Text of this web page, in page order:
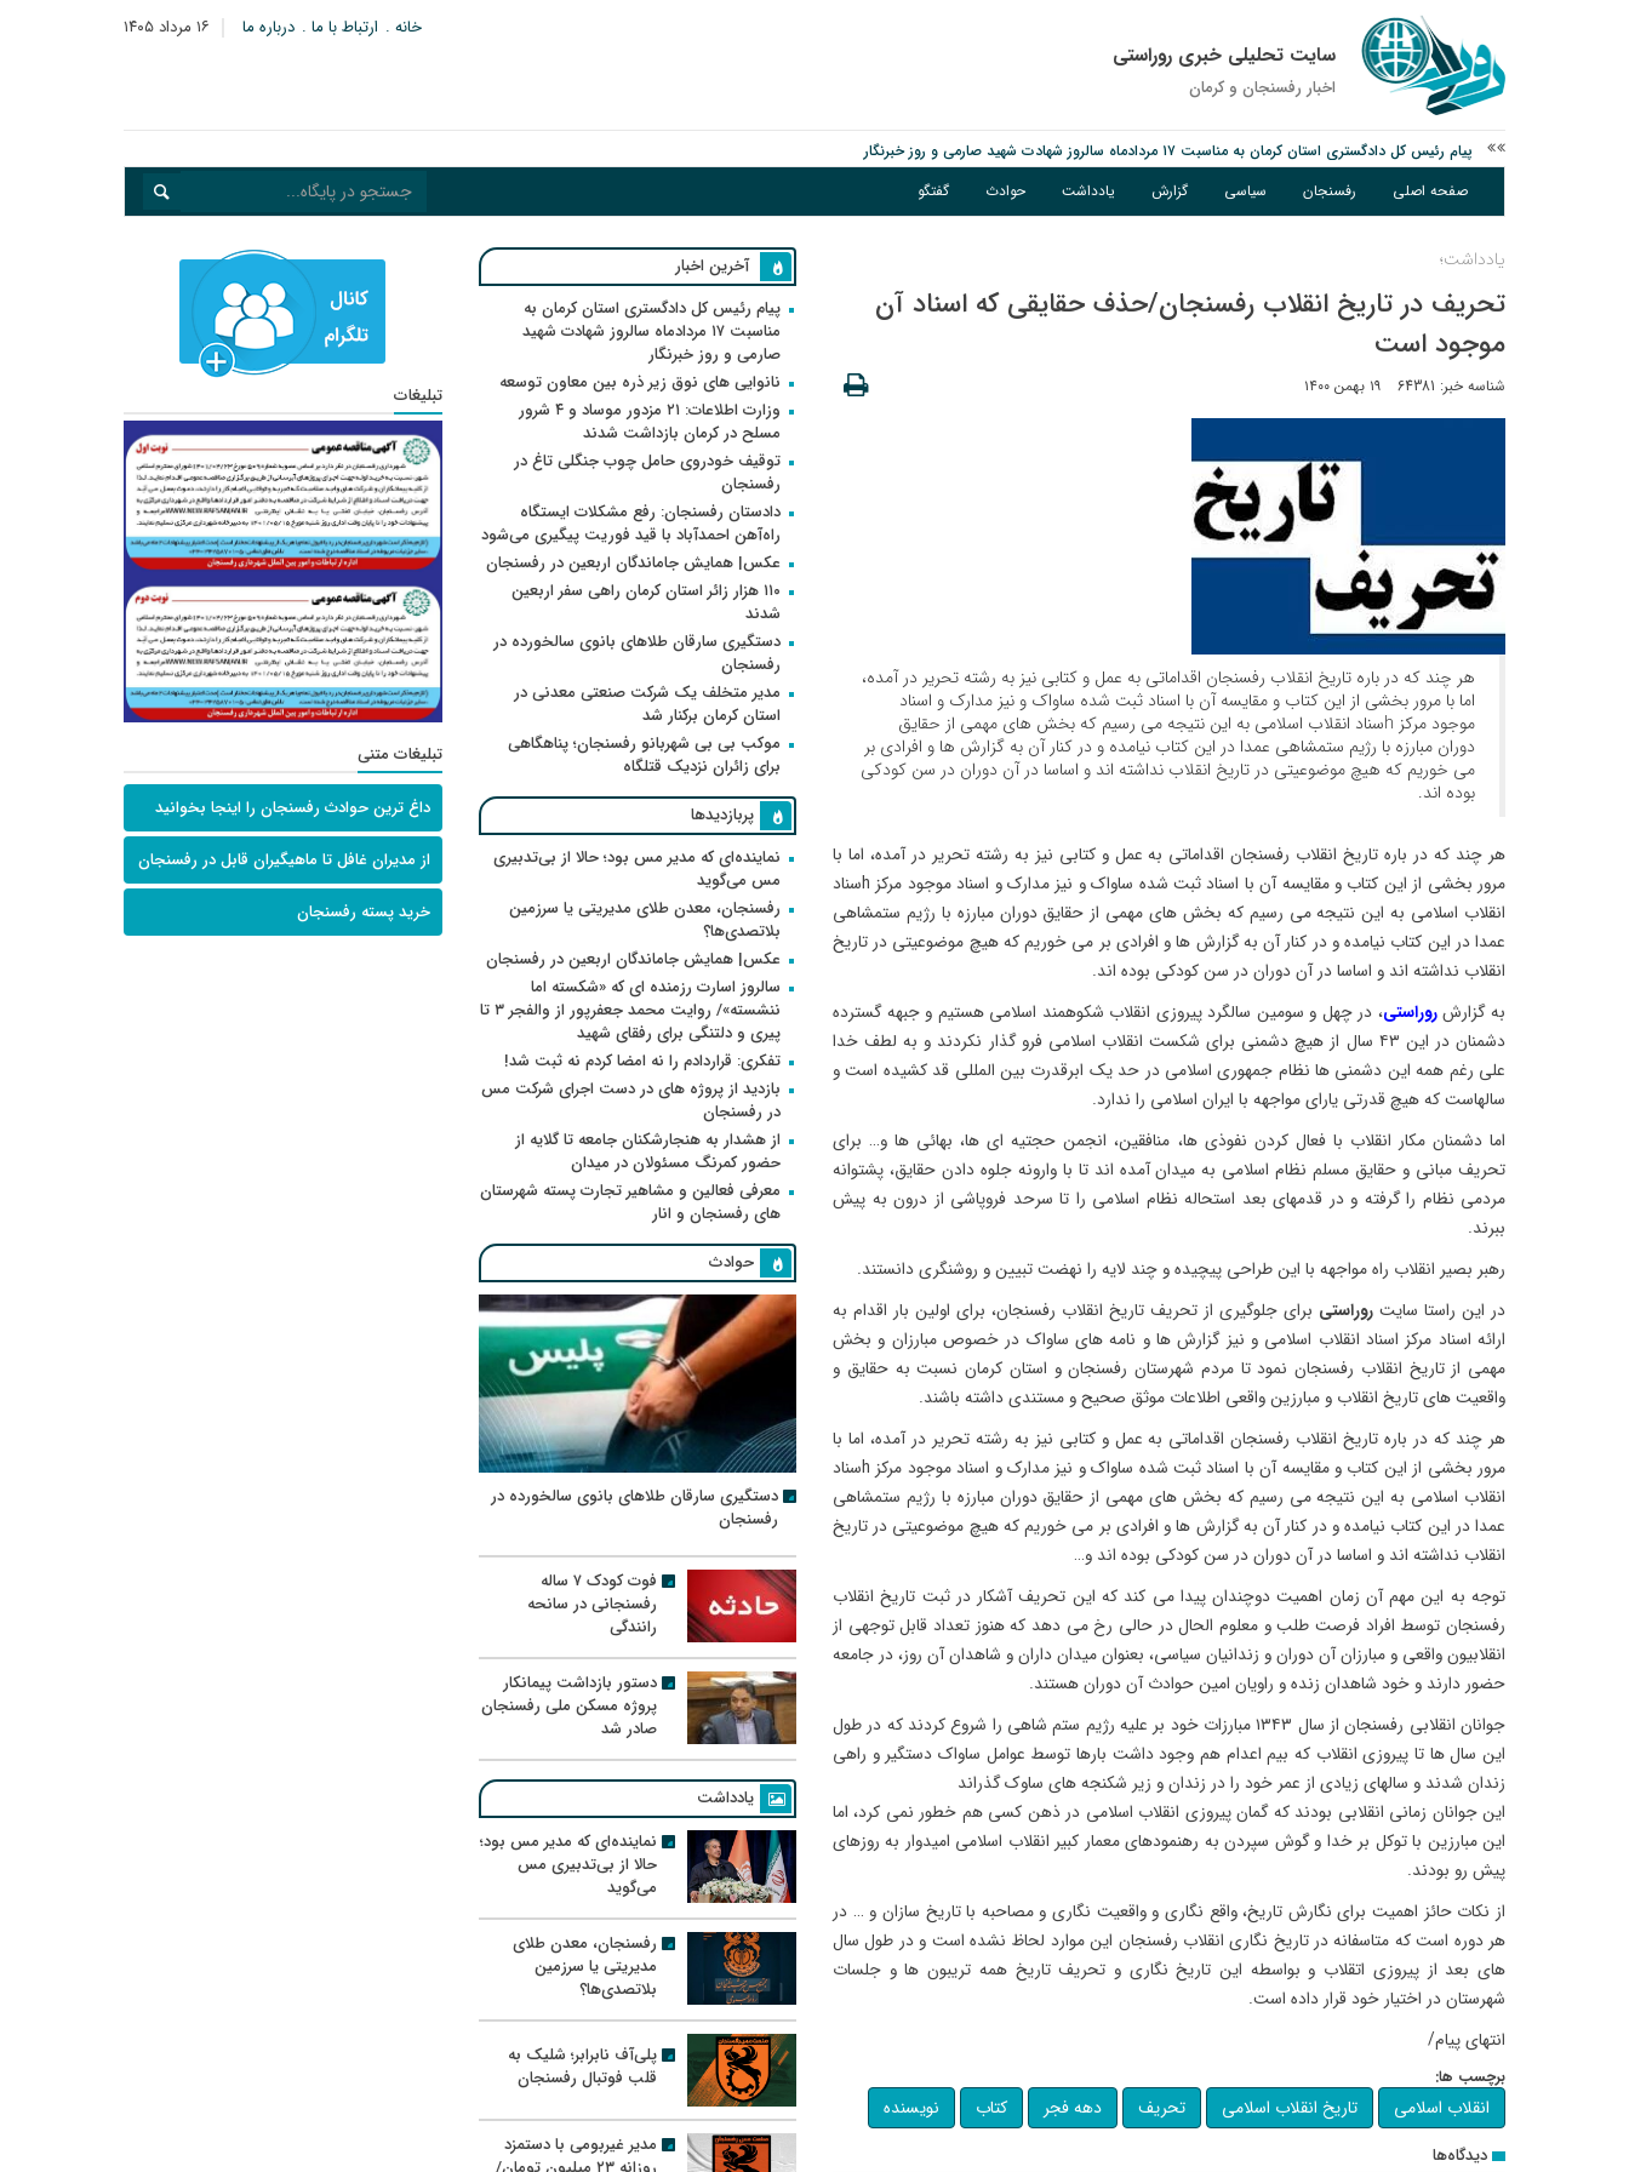
۱۶ مرداد ۱۴۰۵ خانه ارتباط با ما درباره ما
سایت تحلیلی خبری روراستی
اخبار رفسنجان و كرمان
پیام رئیس کل دادگستری استان کرمان به مناسبت ۱۷ مردادماه سالروز شهادت شهید صارمی و روز خبرنگار
نانوایی های نوق زیر ذره بین معاون توسعه
وزارت اطلاعات: ۲۱ مزدور موساد و ۴ شرور مسلح در کرمان بازداشت شدند
صفحه اصلی رفسنجان سیاسی گزارش یادداشت حوادث گفتگو
یادداشت؛
تحریف در تاریخ انقلاب رفسنجان/حذف حقایقی که اسناد آن
موجود است
شناسه خبر: 64381 ۱۹ بهمن ۱۴۰۰
هر چند که در باره تاریخ انقلاب رفسنجان اقداماتی به عمل و کتابی نیز به رشته تحریر در آمده،
اما با مرور بخشی از این کتاب و مقایسه آن با اسناد ثبت شده ساواک و نیز مدارک و اسناد
موجود مرکز hسناد انقلاب اسلامی به این نتیجه می رسیم که بخش های مهمی از حقایق
دوران مبارزه با رژیم ستمشاهی عمدا در این کتاب نیامده و در کنار آن به گزارش ها و افرادی بر
می خوریم که هیچ موضوعیتی در تاریخ انقلاب نداشته اند و اساسا در آن دوران در سن کودکی
بوده اند.
هر چند که در باره تاریخ انقلاب رفسنجان اقداماتی به عمل و کتابی نیز به رشته تحریر در آمده، اما با
مرور بخشی از این کتاب و مقایسه آن با اسناد ثبت شده ساواک و نیز مدارک و اسناد موجود مرکز hسناد
انقلاب اسلامی به این نتیجه می رسیم که بخش های مهمی از حقایق دوران مبارزه با رژیم ستمشاهی
عمدا در این کتاب نیامده و در کنار آن به گزارش ها و افرادی بر می خوریم که هیچ موضوعیتی در تاریخ
انقلاب نداشته اند و اساسا در آن دوران در سن کودکی بوده اند.
به گزارشروراستی، در چهل و سومین سالگرد پیروزی انقلاب شکوهمند اسلامی هستیم و جبهه گسترده
دشمنان در این ۴۳ سال از هیچ دشمنی برای شکست انقلاب اسلامی فرو گذار نکردند و به لطف خدا
علی رغم همه این دشمنی ها نظام جمهوری اسلامی در حد یک ابرقدرت بین المللی قد کشیده است و
سالهاست که هیچ قدرتی یارای مواجهه با ایران اسلامی را ندارد.
اما دشمنان مکار انقلاب با فعال کردن نفوذی ها، منافقین، انجمن حجتیه ای ها، بهائی ها و… برای
تحریف مبانی و حقایق مسلم نظام اسلامی به میدان آمده اند تا با وارونه جلوه دادن حقایق، پشتوانه
مردمی نظام را گرفته و در قدمهای بعد استحاله نظام اسلامی را تا سرحد فروپاشی از درون به پیش
ببرند.
رهبر بصیر انقلاب راه مواجهه با این طراحی پیچیده و چند لایه را نهضت تبیین و روشنگری دانستند.
در این راستا سایت روراستی برای جلوگیری از تحریف تاریخ انقلاب رفسنجان، برای اولین بار اقدام به
ارائه اسناد مرکز اسناد انقلاب اسلامی و نیز گزارش ها و نامه های ساواک در خصوص مبارزان و بخش
مهمی از تاریخ انقلاب رفسنجان نمود تا مردم شهرستان رفسنجان و استان کرمان نسبت به حقایق و
واقعیت های تاریخ انقلاب و مبارزین واقعی اطلاعات موثق صحیح و مستندی داشته باشند.
هر چند که در باره تاریخ انقلاب رفسنجان اقداماتی به عمل و کتابی نیز به رشته تحریر در آمده، اما با
مرور بخشی از این کتاب و مقایسه آن با اسناد ثبت شده ساواک و نیز مدارک و اسناد موجود مرکز hسناد
انقلاب اسلامی به این نتیجه می رسیم که بخش های مهمی از حقایق دوران مبارزه با رژیم ستمشاهی
عمدا در این کتاب نیامده و در کنار آن به گزارش ها و افرادی بر می خوریم که هیچ موضوعیتی در تاریخ
انقلاب نداشته اند و اساسا در آن دوران در سن کودکی بوده اند و…
توجه به این مهم آن زمان اهمیت دوچندان پیدا می کند که این تحریف آشکار در ثبت تاریخ انقلاب
رفسنجان توسط افراد فرصت طلب و معلوم الحال در حالی رخ می دهد که هنوز تعداد قابل توجهی از
انقلابیون واقعی و مبارزان آن دوران و زندانیان سیاسی، بعنوان میدان داران و شاهدان آن روز، در جامعه
حضور دارند و خود شاهدان زنده و راویان امین حوادث آن دوران هستند.
جوانان انقلابی رفسنجان از سال ۱۳۴۳ مبارزات خود بر علیه رژیم ستم شاهی را شروع کردند که در طول
این سال ها تا پیروزی انقلاب که بیم اعدام هم وجود داشت بارها توسط عوامل ساواک دستگیر و راهی
زندان شدند و سالهای زیادی از عمر خود را در زندان و زیر شکنجه های ساوک گذراند
این جوانان زمانی انقلابی بودند که گمان پیروزی انقلاب اسلامی در ذهن کسی هم خطور نمی کرد، اما
این مبارزین با توکل بر خدا و گوش سپردن به رهنمودهای معمار کبیر انقلاب اسلامی امیدوار به روزهای
پیش رو بودند.
از نکات حائز اهمیت برای نگارش تاریخ، واقع نگاری و واقعیت نگاری و مصاحبه با تاریخ سازان و … در
هر دوره است که متاسفانه در تاریخ نگاری انقلاب رفسنجان این موارد لحاظ نشده است و در طول سال
های بعد از پیروزی اتقلاب و بواسطه این تاریخ نگاری و تحریف تاریخ همه تریبون ها و جلسات
شهرستان در اختیار خود قرار داده است.
انتهای پیام/
برچسب ها:
انقلاب اسلامی تاریخ انقلاب اسلامی تحریف دهه فجر کتاب نویسنده
دیدگاه‌ها
آخرین اخبار
پیام رئیس کل دادگستری استان کرمان به
مناسبت ۱۷ مردادماه سالروز شهادت شهید
صارمی و روز خبرنگار
نانوایی های نوق زیر ذره بین معاون توسعه
وزارت اطلاعات: ۲۱ مزدور موساد و ۴ شرور
مسلح در کرمان بازداشت شدند
توقیف خودروی حامل چوب جنگلی تاغ در
رفسنجان
دادستان رفسنجان: رفع مشکلات ایستگاه
راه‌آهن احمدآباد با قید فوریت پیگیری می‌شود
عکس| همایش جاماندگان اربعین در رفسنجان
۱۱۰ هزار زائر استان کرمان راهی سفر اربعین
شدند
دستگیری سارقان طلاهای بانوی سالخورده در
رفسنجان
مدیر متخلف یک شرکت صنعتی معدنی در
استان کرمان برکنار شد
موکب بی بی شهربانو رفسنجان؛ پناهگاهی
برای زائران نزدیک قتلگاه
پربازدیدها
نماینده‌ای که مدیر مس بود؛ حالا از بی‌تدبیری
مس می‌گوید
رفسنجان، معدن طلای مدیریتی یا سرزمین
بلاتصدی‌ها؟
عکس| همایش جاماندگان اربعین در رفسنجان
سالروز اسارت رزمنده ای که «شکسته اما
ننشسته»/ روایت محمد جعفرپور از والفجر ۳ تا
پیری و دلتنگی برای رفقای شهید
تفکری: قراردادم را نه امضا کردم نه ثبت شد!
بازدید از پروژه های در دست اجرای شرکت مس
در رفسنجان
از هشدار به هنجارشکنان جامعه تا گلایه از
حضور کمرنگ مسئولان در میدان
معرفی فعالین و مشاهیر تجارت پسته شهرستان
های رفسنجان و انار
حوادث
دستگیری سارقان طلاهای بانوی سالخورده در
رفسنجان
فوت کودک ۷ ساله
رفسنجانی در سانحه
رانندگی
دستور بازداشت پیمانکار
پروژه مسکن ملی رفسنجان
صادر شد
یادداشت
نماینده‌ای که مدیر مس بود؛
حالا از بی‌تدبیری مس
می‌گوید
رفسنجان، معدن طلای
مدیریتی یا سرزمین
بلاتصدی‌ها؟
پلی‌آف نابرابر؛ شلیک به
قلب فوتبال رفسنجان
مدیر غیربومی با دستمزد
تبلیغات
تبلیغات متنی
داغ ترین حوادث رفسنجان را اینجا بخوانید
از مدیران غافل تا ماهیگیران قابل در رفسنجان
خرید پسته رفسنجان